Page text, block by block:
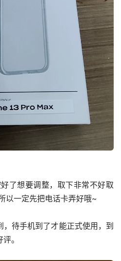
了想要调整，取下非常不好取
以一定先把电话卡弄好哦~
待手机到了才能正式使用，到
。